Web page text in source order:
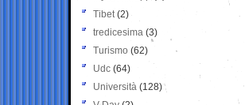
Tibet(2)
tredicesima (3)
Turismo (62)
Udc (64)
Università (128)